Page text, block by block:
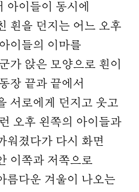
이들이 동시에
흰을 던지는 어느 오후
이들의 이마를
가 앉은 모양으로 흰이
장 끝과 끝에서
서로에게 던지고 웃고
오후 왼쪽의 아이들과
워졌다가 다시 화면
이쪽과 저쪽으로
름다운 겨울이 나오는